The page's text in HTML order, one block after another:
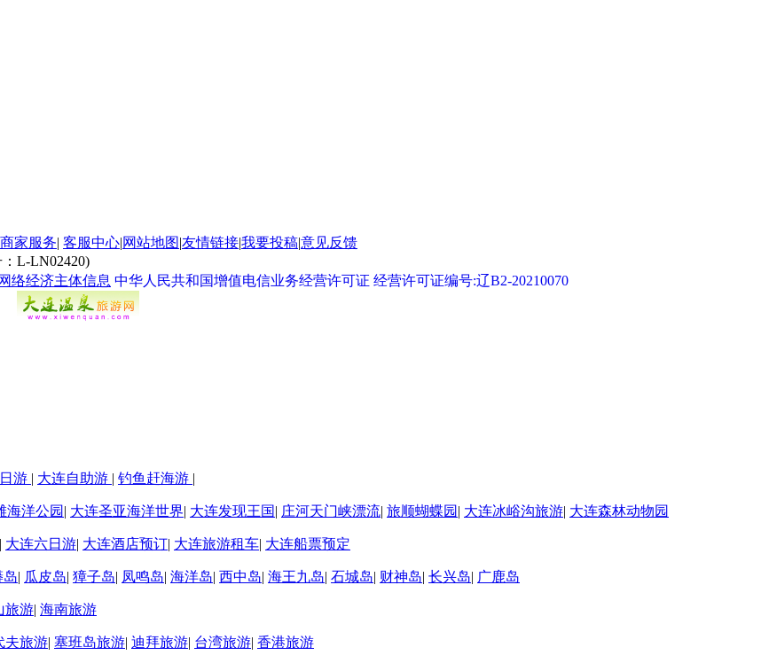
商家服务| 客服中心|网站地图|友情链接|我要投稿|意见反馈
L-LN02420)
中华人民共和国增值电信业务经营许可证 经营许可证编号:辽B2-20210070
游 | 大连自助游 | 钓鱼赶海游 |
海洋公园 | 大连圣亚海洋世界| 大连发现王国| 庄河天门峡漂流| 旅顺蝴蝶园 | 大连冰峪沟旅游| 大连森林动物园
| 大连六日游| 大连酒店预订| 大连旅游租车| 大连船票预定
岛| 瓜皮岛| 獐子岛| 凤鸣岛| 海洋岛| 西中岛| 海王九岛| 石城岛| 财神岛| 长兴岛| 广鹿岛
旅游| 海南旅游
夫旅游| 塞班岛旅游| 迪拜旅游| 台湾旅游| 香港旅游